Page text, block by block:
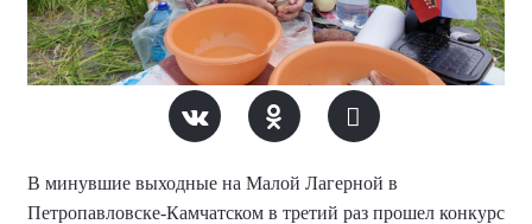
В минувшие выходные на Малой Лагерной в
Петропавловске-Камчатском в третий раз прошел конкурс